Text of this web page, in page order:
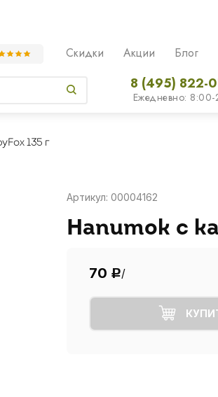
Скидки Акции Блог
8 (495) 822-
Ежедневно:
135 г
Артикул: 00004162
Напиток с
70 Р/